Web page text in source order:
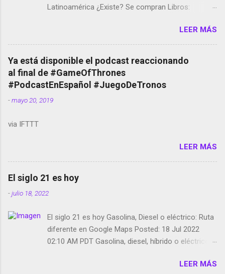
Latinoamérica ¿Existe? Se compran Libros:
temporada de Black Mirror Twitter deja de verificar
cuentas Responden los fotógrafos Brian May y el
copyright en Instagram Música y vídeo selfies en la
red social Riddley Scott saca a Kevin Spacey de su
película Francisco regaña a los que usan el
smartphone en sus misas La serie de la Tierra
Media GoBee - StartUp de bicicletas de alquiler
Live Photos en Google Photos Llegando Partimos
Dictados en Android El tamaño y su importancia...
LEER MÁS
Ya está disponible el podcast reaccionando
al final de #GameOfThrones
#PodcastEnEspañol #JuegoDeTronos
-mayo 20, 2019
via IFTTT
LEER MÁS
El siglo 21 es hoy
-julio 18, 2022
El siglo 21 es hoy Gasolina, Diesel o eléctrico: Ruta
diferente en Google Maps Posted: 18 Jul 2022
02:10 AM PDT Gasolina, diesel, híbrido o eléctrico:
LEER MÁS